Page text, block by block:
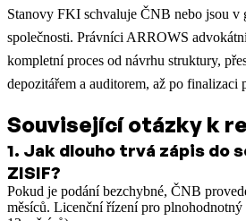
Stanovy FKI schvaluje ČNB nebo jsou v
společnosti. Právníci ARROWS
kompletní proces od návrhu struktury,
depozitářem a auditorem, až po finalizaci
Související otázky k
1. Jak dlouho trvá zápis do
ZISIF?
Pokud je podání bezchybné, ČNB
měsíců. Licenční řízení pro